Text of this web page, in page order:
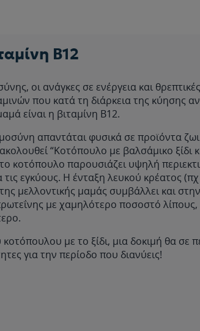
Β12
οι ανάγκες σε ενέργεια και
που κατά τη διάρκεια της κύησης
είναι η βιταμίνη Β12.
απαντάται φυσικά σε προϊόντα
“Κοτόπουλο με βαλσάμικο ξίδι
κοτόπουλο παρουσιάζει υψηλή
τις εγκύους. Η ένταξη λευκού κρέατος
μελλοντικής μαμάς συμβάλλει και
με χαμηλότερο ποσοστό
με το ξίδι, μια δοκιμή θα σε
για την περίοδο που διανύεις!